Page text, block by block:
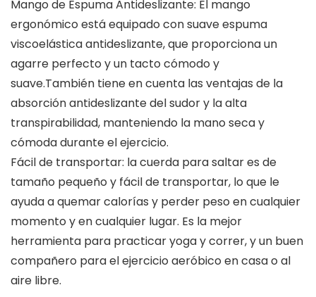
Mango de Espuma Antideslizante: El mango
ergonómico está equipado con suave espuma
viscoelástica antideslizante, que proporciona un
agarre perfecto y un tacto cómodo y
suave.También tiene en cuenta las ventajas de la
absorción antideslizante del sudor y la alta
transpirabilidad, manteniendo la mano seca y
cómoda durante el ejercicio.
Fácil de transportar: la cuerda para saltar es de
tamaño pequeño y fácil de transportar, lo que le
ayuda a quemar calorías y perder peso en cualquier
momento y en cualquier lugar. Es la mejor
herramienta para practicar yoga y correr, y un buen
compañero para el ejercicio aeróbico en casa o al
aire libre.